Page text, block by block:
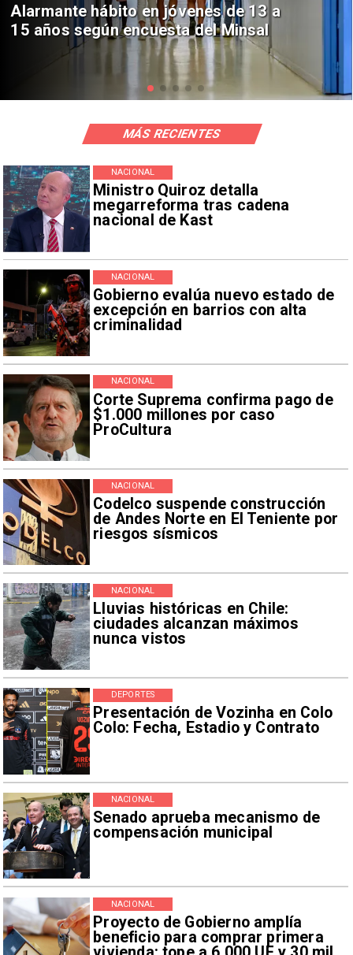
Aprueban creación del Parque
Sebastián Piñera con inversión de $4
mil millones
Ministro Quiroz detalla
megarreforma tras cadena
nacional de Kast
NACIONAL
Gobierno evalúa nuevo estado de
excepción en barrios con alta
criminalidad
NACIONAL
Corte Suprema confirma pago de
$1.000 millones por caso
ProCultura
NACIONAL
Codelco suspende construcción
de Andes Norte en El Teniente por
riesgos sísmicos
NACIONAL
Lluvias históricas en Chile:
ciudades alcanzan máximos
nunca vistos
NACIONAL
Presentación de Vozinha en Colo
Colo: Fecha, Estadio y Contrato
DEPORTES
Senado aprueba mecanismo de
compensación municipal
NACIONAL
Proyecto de Gobierno amplía
beneficio para comprar primera
NACIONAL
MÁS RECIENTES